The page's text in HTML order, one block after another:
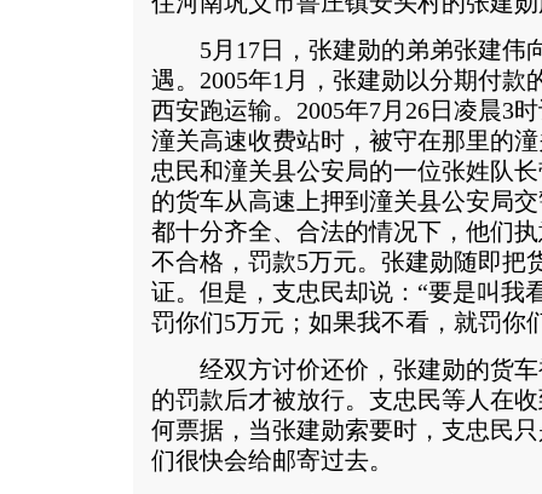
5月17日，张建勋的弟弟张建伟
遇。2005年1月，张建勋以分期付款
西安跑运输。2005年7月26日凌晨3
潼关高速收费站时，被守在那里的
忠民和潼关县公安局的一位张姓队
的货车从高速上押到潼关县公安局
都十分齐全、合法的情况下，他们
不合格，罚款5万元。张建勋随即把
证。但是，支忠民却说：“要是叫我
罚你们5万元；如果我不看，就罚你
经双方讨价还价，张建勋的货车
的罚款后才被放行。支忠民等人在
何票据，当张建勋索要时，支忠民
们很快会给邮寄过去。